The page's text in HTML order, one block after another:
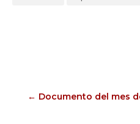
← Documento del mes